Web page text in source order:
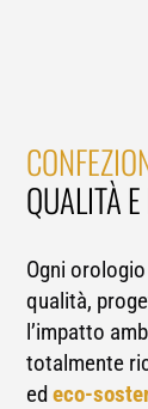
QUALITÀ
Ogni
qualità,
l’impatto
totalmente
edeco-